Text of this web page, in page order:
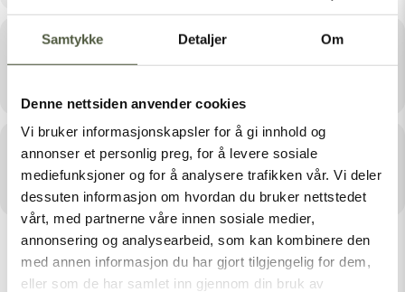
Samtykke Detaljer Om
Denne nettsiden anvender cookies
Vi bruker informasjonskapsler for å gi innhold og
annonser et personlig preg, for å levere sosiale
mediefunksjoner og for å analysere trafikken vår. Vi deler
dessuten informasjon om hvordan du bruker nettstedet
vårt, med partnerne våre innen sosiale medier,
annonsering og analysearbeid, som kan kombinere den
med annen informasjon du har gjort tilgjengelig for dem,
eller som de har samlet inn gjennom din bruk av
Sted
Arrangør
VALDALEN GÅRD